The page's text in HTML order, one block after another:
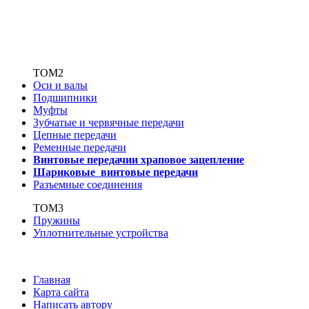
ТОМ2
Оси и валы
Подшипники
Муфты
Зубчатые и червячные передачи
Цепные передачи
Ременные передачи
Винтовые передачии храповое зацепление
Шариковые винтовые передачи
Разъемные соединения
ТОМ3
Пружины
Уплотнительные устройства
Главная
Карта сайта
Написать автору